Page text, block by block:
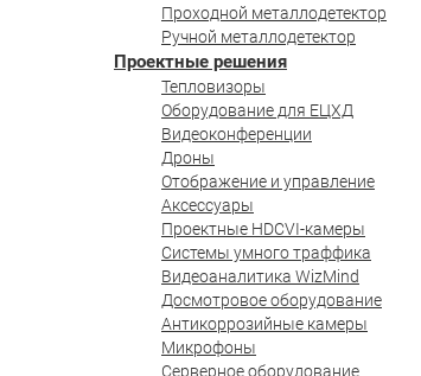
Проходной металлодетектор
Ручной металлодетектор
Проектные решения
Тепловизоры
Оборудование для ЕЦХД
Видеоконференции
Дроны
Отображение и управление
Аксессуары
Проектные HDCVI-камеры
Системы умного траффика
Видеоаналитика WizMind
Досмотровое оборудование
Антикоррозийные камеры
Микрофоны
Серверное оборудование